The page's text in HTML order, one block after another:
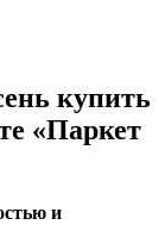
купить
«Паркет
и